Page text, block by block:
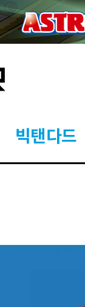
빅탠다드